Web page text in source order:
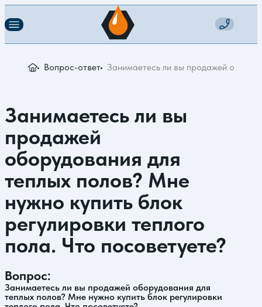
Вопрос-ответ Занимаетесь ли вы продажей
Занимаетесь ли вы
продажей
оборудования для
теплых полов? Мне
нужно купить блок
регулировки теплого
пола. Что посоветуете?
Вопрос:
Занимаетесь ли вы продажей оборудования для
теплых полов? Мне нужно купить блок регулировки